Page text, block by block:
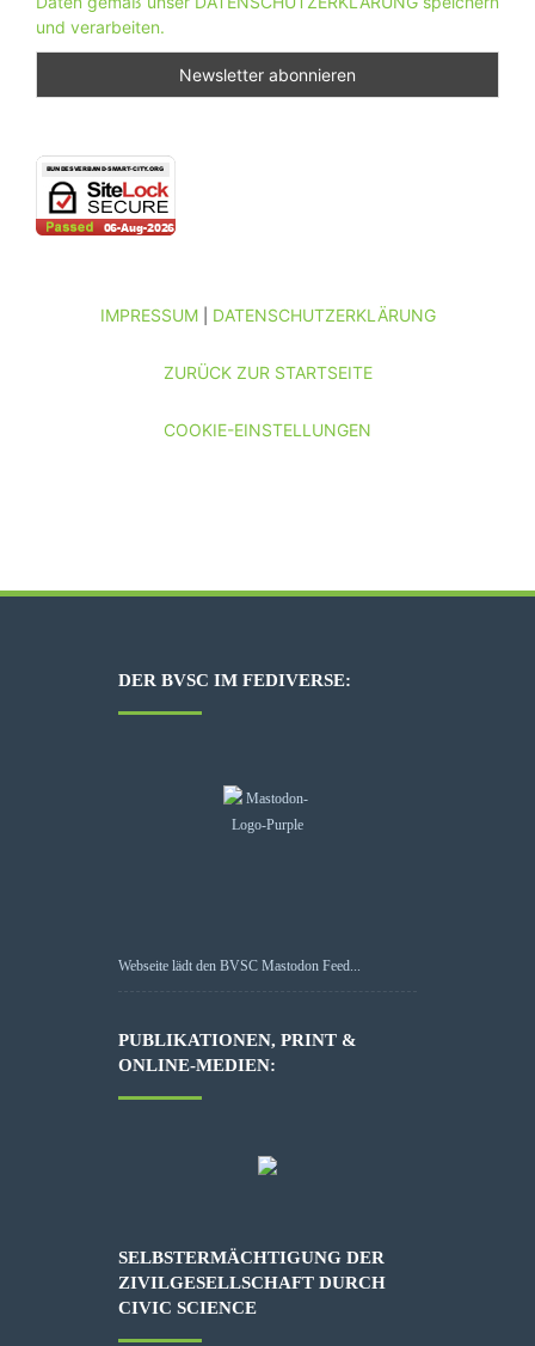
und verarbeiten.
IMPRESSUM| DATENSCHUTZERKLÄRUNG
ZURÜCK ZUR STARTSEITE
COOKIE-EINSTELLUNGEN
DER BVSC IM FEDIVERSE:
Webseite lädt den BVSC Mastodon Feed...
PUBLIKATIONEN, PRINT &
ONLINE-MEDIEN:
SELBSTERMÄCHTIGUNG DER
ZIVILGESELLSCHAFT DURCH
CIVIC SCIENCE